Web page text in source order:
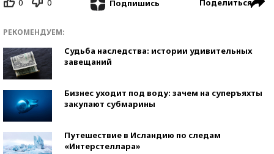
0 0 Подпишись Поделиться
РЕКОМЕНДУЕМ:
Судьба наследства: истории удивительных
завещаний
Бизнес уходит под воду: зачем на суперъяхты
закупают субмарины
Путешествие в Исландию по следам
«Интерстеллара»